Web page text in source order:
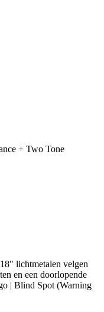
+ Two Tone
lichtmetalen velgen
en een doorlopende
| Blind Spot (Warning